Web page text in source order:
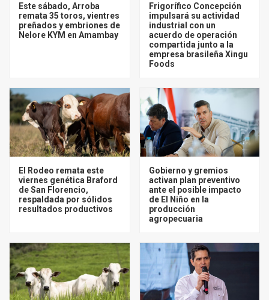
Este sábado, Arroba
remata 35 toros, vientres
preñados y embriones de
Nelore KYM en Amambay
Frigorífico Concepción
impulsará su actividad
industrial con un
acuerdo de operación
compartida junto a la
empresa brasileña Xingu
Foods
El Rodeo remata este
viernes genética Braford
de San Florencio,
respaldada por sólidos
resultados productivos
Gobierno y gremios
activan plan preventivo
ante el posible impacto
de El Niño en la
producción
agropecuaria